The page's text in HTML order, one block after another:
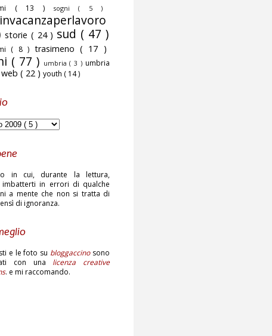
( 13 ) sogni( 5 )
storie ( 24 ) sud ( 47 )
( 8 ) trasimeno ( 17 )
( 77 ) umbria( 3 ) umbria
web ( 22 ) youth ( 14 )
in cui, durante la lettura,
imbatterti in errori di qualche
a mente che non si tratta di
di ignoranza.
e le foto su bloggaccinosono
con una licenza creative
. e mi raccomando.